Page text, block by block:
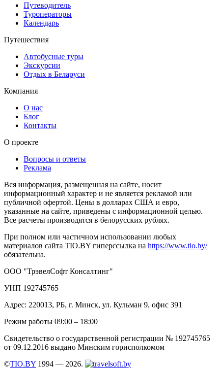
Путеводитель
Туроператоры
Календарь
Путешествия
Автобусные туры
Экскурсии
Отдых в Беларуси
Компания
О нас
Блог
Контакты
О проекте
Вопросы и ответы
Реклама
Вся информация, размещенная на сайте, носит
информационный характер и не является рекламой или
публичной офертой. Цены в долларах США и евро,
указанные на сайте, приведены с информационной целью.
Все расчеты производятся в белорусских рублях.
При полном или частичном использовании любых
материалов сайта TIO.BY гиперссылка на https://www.tio.by/
обязательна.
ООО "ТрэвелСофт Консалтинг"
УНП 192745765
Адрес: 220013, РБ, г. Минск, ул. Кульман 9, офис 391
Режим работы 09:00 – 18:00
Свидетельство о государственной регистрации № 192745765
от 09.12.2016 выдано Минским горисполкомом
©TIO.BY 1994 — 2026.